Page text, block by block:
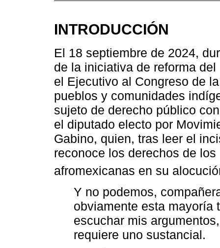
INTRODUCCIÓN
El 18 septiembre de 2024,
de la iniciativa de reforma
el Ejecutivo al Congreso de
pueblos y comunidades
sujeto de derecho público
el diputado electo por
Gabino, quien, tras leer el
reconoce los derechos de
afromexicanas en su
Y no podemos,
obviamente esta mayoría
escuchar mis
requiere uno sustancial.